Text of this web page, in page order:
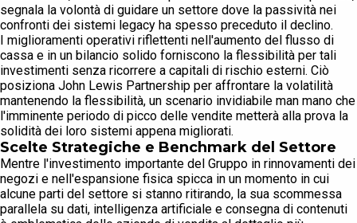
segnala la volontà di guidare un settore dove la passività nei
confronti dei sistemi legacy ha spesso preceduto il declino.
I miglioramenti operativi riflettenti nell'aumento del flusso di
cassa e in un bilancio solido forniscono la flessibilità per tali
investimenti senza ricorrere a capitali di rischio esterni. Ciò
posiziona John Lewis Partnership per affrontare la volatilità
mantenendo la flessibilità, un scenario invidiabile man mano che
l'imminente periodo di picco delle vendite metterà alla prova la
solidità dei loro sistemi appena migliorati.
Scelte Strategiche e Benchmark del Settore
Mentre l'investimento importante del Gruppo in rinnovamenti dei
negozi e nell'espansione fisica spicca in un momento in cui
alcune parti del settore si stanno ritirando, la sua scommessa
parallela su dati, intelligenza artificiale e consegna di contenuti